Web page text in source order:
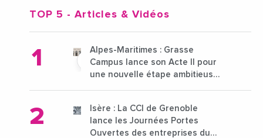
TOP 5 - Articles & Vidéos
Alpes-Maritimes : Grasse
Campus lance son Acte II pour
une nouvelle étape ambitieuse
Isère : La CCI de Grenoble
lance les Journées Portes
Ouvertes des entreprises du